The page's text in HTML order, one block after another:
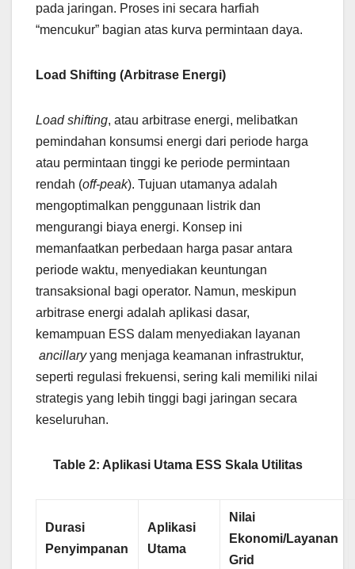
pada jaringan. Proses ini secara harfiah
“mencukur” bagian atas kurva permintaan daya.
Load Shifting (Arbitrase Energi)
Load shifting, atau arbitrase energi, melibatkan
pemindahan konsumsi energi dari periode harga
atau permintaan tinggi ke periode permintaan
rendah (off-peak). Tujuan utamanya adalah
mengoptimalkan penggunaan listrik dan
mengurangi biaya energi. Konsep ini
memanfaatkan perbedaan harga pasar antara
periode waktu, menyediakan keuntungan
transaksional bagi operator. Namun, meskipun
arbitrase energi adalah aplikasi dasar,
kemampuan ESS dalam menyediakan layanan
ancillaryyang menjaga keamanan infrastruktur,
seperti regulasi frekuensi, sering kali memiliki nilai
strategis yang lebih tinggi bagi jaringan secara
keseluruhan.
Table 2: Aplikasi Utama ESS Skala Utilitas
Durasi
Penyimpanan
Aplikasi
Utama
Nilai
Ekonomi/Layanan
Grid